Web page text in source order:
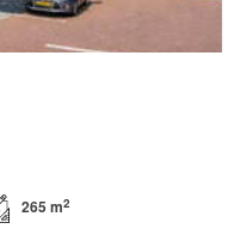
265 m2